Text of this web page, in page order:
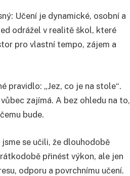
Učení je dynamické, osobní a
odrážel v realitě škol, které
pro vlastní tempo, zájem a
pravidlo: „Jez, co je na stole“.
zajímá. A bez ohledu na to,
bude.
se učili, že dlouhodobě
přinést výkon, ale jen
odporu a povrchnímu učení.